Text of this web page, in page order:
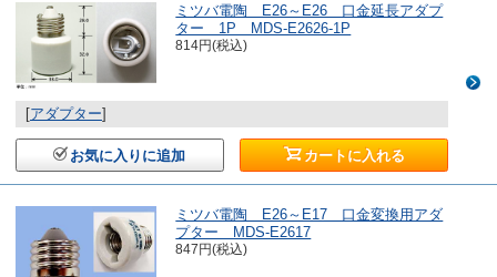
ミツバ電陶 E26～E26 口金延長アダプ
ター 1P MDS-E2626-1P
814円(税込)
[アダプター]
お気に入りに追加 カートに入れる
ミツバ電陶 E26～E17 口金変換用アダ
プター MDS-E2617
847円(税込)